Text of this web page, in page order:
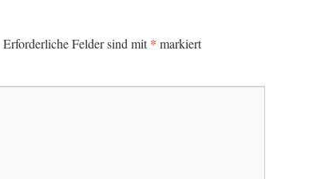
Erforderliche Felder sind mit* markiert